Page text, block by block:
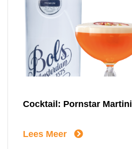
Cocktail: Pornstar Martini
Lees Meer